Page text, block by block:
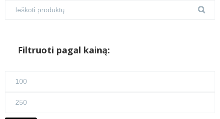
Filtruoti pagal kainą:
Maks